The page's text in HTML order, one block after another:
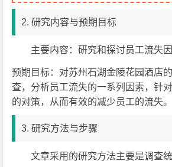
2. 研究内容与预期目标
主要内容：研究和探讨员工流失
预期目标：对苏州石湖金陵花园酒店
查，分析员工流失的一系列因素，针
的对策，从而有效的减少员工的流失。
3. 研究方法与步骤
文章采用的研究方法主要是调查